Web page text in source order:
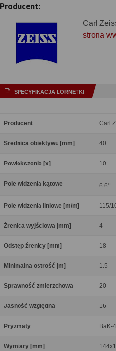
Producent:
Carl
strona
SPECYFIKACJA LORNETKI
Producent Carl
Średnica obiektywu [mm] 40
Powiększenie [x] 10
Pole widzenia kątowe 6.6o
Pole widzenia liniowe [m/m] 115/
Źrenica wyjściowa [mm] 4
Odstęp źrenicy [mm] 18
Minimalna ostrość [m] 1.5
Sprawność zmierzchowa 20
Jasność względna 16
Pryzmaty BaK-
Wymiary [mm]